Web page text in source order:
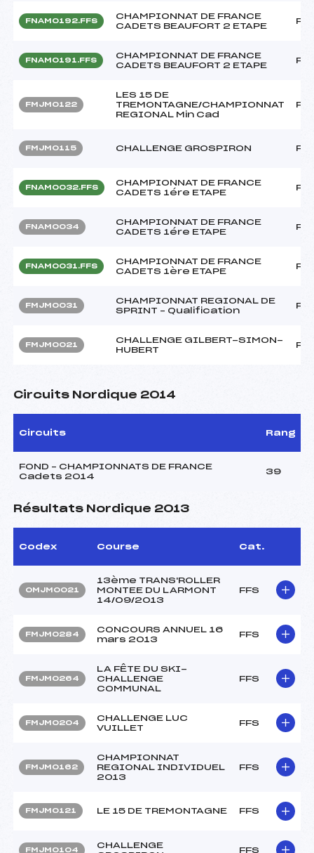
FNAM0192.FFS
CHAMPIONNAT DE FRANCE
CADETS BEAUFORT 2 ETAPE
FNAM0191.FFS
CHAMPIONNAT DE FRANCE
CADETS BEAUFORT 2 ETAPE
FMJM0122
LES 15 DE
TREMONTAGNE/CHAMPIONNAT
REGIONAL Min Cad
FMJM0115 CHALLENGE GROSPIRON
FNAM0032.FFS
CHAMPIONNAT DE FRANCE
CADETS 1ére ETAPE
FNAM0034
CHAMPIONNAT DE FRANCE
CADETS 1ére ETAPE
FNAM0031.FFS
CHAMPIONNAT DE FRANCE
CADETS 1ère ETAPE
FMJM0031
CHAMPIONNAT REGIONAL DE
SPRINT – Qualification
FMJM0021
CHALLENGE GILBERT-SIMON-
HUBERT
Circuits Nordique 2014
Circuits Rang
FOND – CHAMPIONNATS DE FRANCE
Cadets 2014
39
Résultats Nordique 2013
Codex Course Cat.
OMJM0021
13ème TRANS'ROLLER
MONTEE DU LARMONT
14/09/2013
FFS
FMJM0284
CONCOURS ANNUEL 16
mars 2013
FFS
FMJM0264
LA FÊTE DU SKI-
CHALLENGE
COMMUNAL
FFS
FMJM0204
CHALLENGE LUC
VUILLET
FFS
FMJM0162
CHAMPIONNAT
REGIONAL INDIVIDUEL
2013
FFS
FMJM0121 LE 15 DE TREMONTAGNE FFS
FMJM0104
CHALLENGE
FFS